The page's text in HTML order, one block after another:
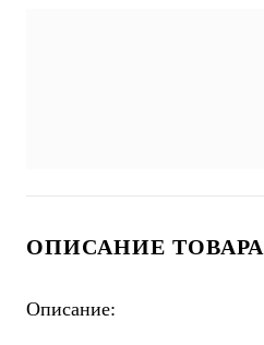
ОПИСАНИЕ ТОВАРА
Описание: